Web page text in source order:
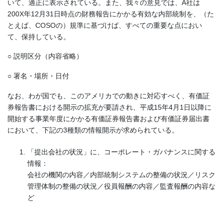
いて、適正に表示されている。また、我々の意見では、A社は
200X年12月31日時点の財務報告にかかる有効な内部統制を、（た
とえば、COSOの）規準に基づけば、すべての重要な点におい
て、保持している。
○ 説明区分（内容省略）
○ 署名・場所・日付
なお、わが国でも、このアメリカでの動きに対応すべく、有価証
券報告書における開示の拡充が要請され、平成15年4月1日以降に
開始する事業年度にかかる有価証券報告書および有価証券届出書
において、下記の3種類の情報開示が求められている。
「提出会社の状況」に、コーポレート・ガバナンスに関する
情報：
会社の機関の内容／内部統制システムの整備の状況／リスク
管理体制の整備の状況／役員報酬の内容／監査報酬の内容な
ど